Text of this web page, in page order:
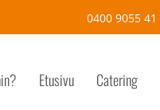
0400 9055 41
Etusivu Catering